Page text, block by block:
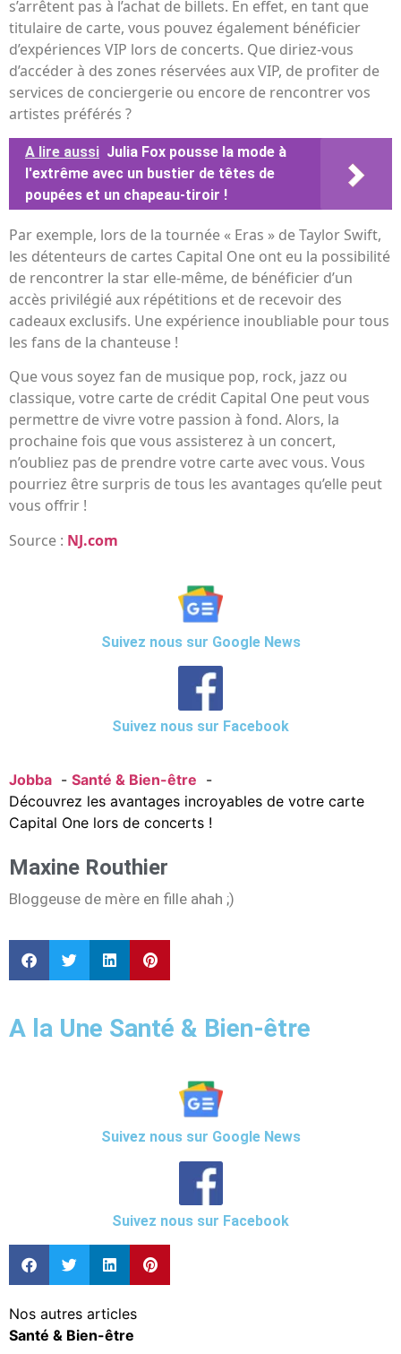
s’arrêtent pas à l’achat de billets. En effet, en tant que
titulaire de carte, vous pouvez également bénéficier
d’expériences VIP lors de concerts. Que diriez-vous
d’accéder à des zones réservées aux VIP, de profiter de
services de conciergerie ou encore de rencontrer vos
artistes préférés ?
A lire aussi Julia Fox pousse la mode à
l'extrême avec un bustier de têtes de
poupées et un chapeau-tiroir !
Par exemple, lors de la tournée « Eras » de Taylor Swift,
les détenteurs de cartes Capital One ont eu la possibilité
de rencontrer la star elle-même, de bénéficier d’un
accès privilégié aux répétitions et de recevoir des
cadeaux exclusifs. Une expérience inoubliable pour tous
les fans de la chanteuse !
Que vous soyez fan de musique pop, rock, jazz ou
classique, votre carte de crédit Capital One peut vous
permettre de vivre votre passion à fond. Alors, la
prochaine fois que vous assisterez à un concert,
n’oubliez pas de prendre votre carte avec vous. Vous
pourriez être surpris de tous les avantages qu’elle peut
vous offrir !
Source : NJ.com
Suivez nous sur Google News
Suivez nous sur Facebook
Jobba
Santé & Bien-être
Découvrez les avantages incroyables de votre carte
Capital One lors de concerts !
Maxine Routhier
Bloggeuse de mère en fille ahah ;)
A la Une Santé & Bien-être
Suivez nous sur Google News
Suivez nous sur Facebook
Nos autres articles
Santé & Bien-être